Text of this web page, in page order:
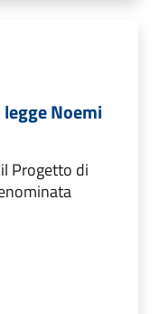
Noemi
Progetto di